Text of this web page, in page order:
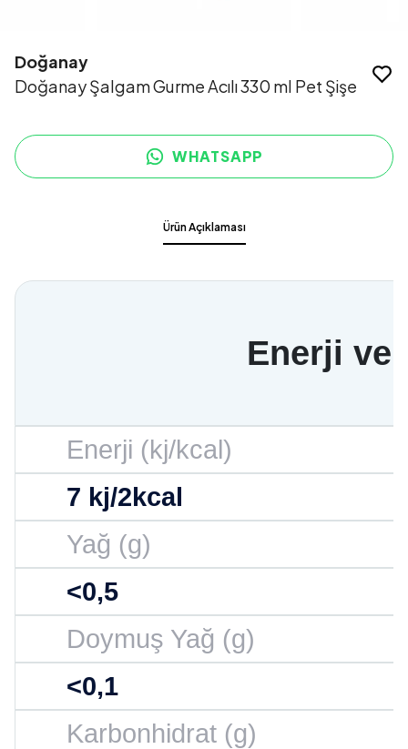
Doğanay
Doğanay Şalgam Gurme Acılı 330 ml Pet Şişe
WHATSAPP
Ürün Açıklaması
Enerji ve
Enerji (kj/kcal)
7 kj/2kcal
Yağ (g)
<0,5
Doymuş Yağ (g)
<0,1
Karbonhidrat (g)